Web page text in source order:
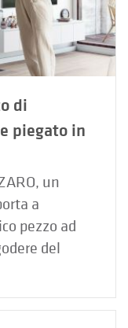
di
piegato in
un
a
pezzo ad
del